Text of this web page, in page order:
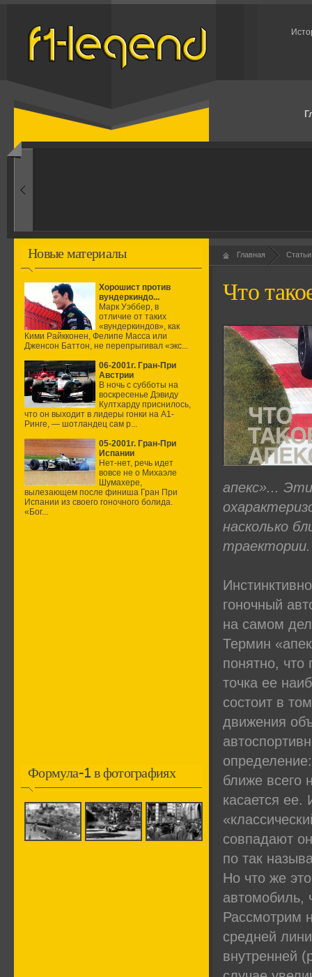
1960-ые
Новые материалы
Хорошист против
вундеркиндо...
Марк Уэббер, в
отличие от таких
«вундеркиндов», как
Кими Райкконен, Фелипе Масса или
Дженсон Баттон, не перепрыгивал «экс...
06-2001г. Гран-При
Австрии
В ночь с субботы на
воскресенье Дэвиду
Култхарду приснилось,
что он выходит в лидеры гонки на А1-
Ринге, — шотландец сам р...
05-2001г. Гран-При
Испании
Нет-нет, речь идет
вовсе не о Михаэле
Шумахере,
вылезающем после финиша Гран При
Испании из своего гоночного болида.
«Бог...
Формула-1 в фотографиях
Главная
Что
апекс»...
насколько
гоночный
на самом
Термин
понятно, что
точка ее
состоит в
движения
ближе всего
касается ее.
совпадают
по так
Но что же
автомобиль,
Рассмотрим
средней
внутренней